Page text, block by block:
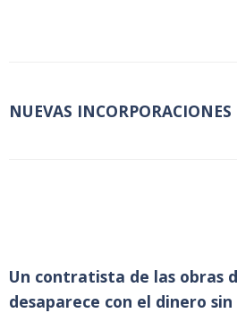
NUEVAS INCORPORACIONES
Un contratista de las obras
desaparece con el dinero